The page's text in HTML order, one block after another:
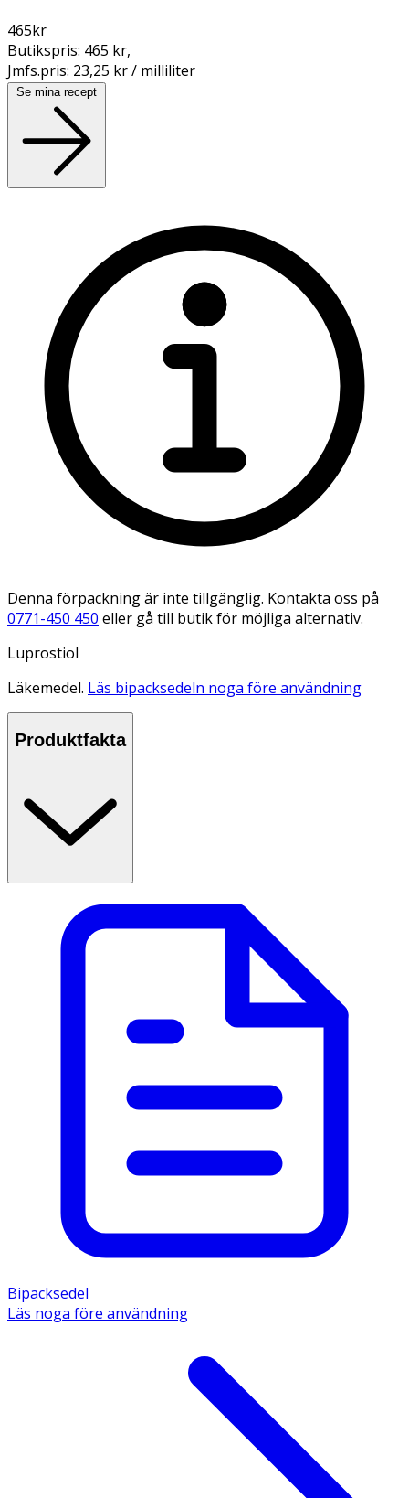
465kr
Butikspris: 465 kr,
Jmfs.pris: 23,25 kr / milliliter
Se mina recept
Denna förpackning är inte tillgänglig. Kontakta oss på
0771-450 450 eller gå till butik för möjliga alternativ.
Luprostiol
Läkemedel. Läs bipacksedeln noga före användning
Produktfakta
Bipacksedel
Läs noga före användning